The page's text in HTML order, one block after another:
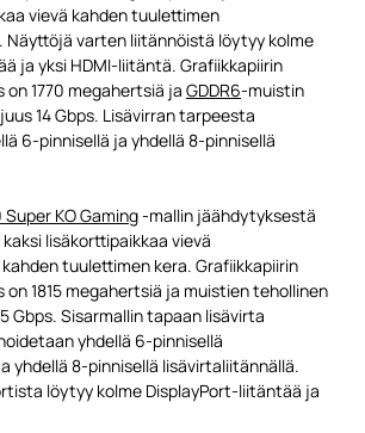
vievä kahden tuulettimen
varten liitännöistä löytyy kolme
ja yksi HDMI-liitäntä. Grafiikkapiirin
1770 megahertsiä ja GDDR6-muistin
14 Gbps. Lisävirran tarpeesta
6-pinnisellä ja yhdellä 8-pinnisellä
KO Gaming-mallin jäähdytyksestä
lisäkorttipaikkaa vievä
tuulettimen kera. Grafiikkapiirin
1815 megahertsiä ja muistien tehollinen
Gbps. Sisarmallin tapaan lisävirta
yhdellä 6-pinnisellä
yhdellä 8-pinnisellä lisävirtaliitännällä.
löytyy kolme DisplayPort-liitäntää ja